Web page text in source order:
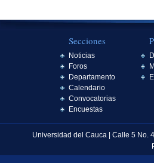
Secciones
Noticias
Foros
Departamento
Calendario
Convocatorias
Encuestas
Universidad del Cauca | Calle 5 No.